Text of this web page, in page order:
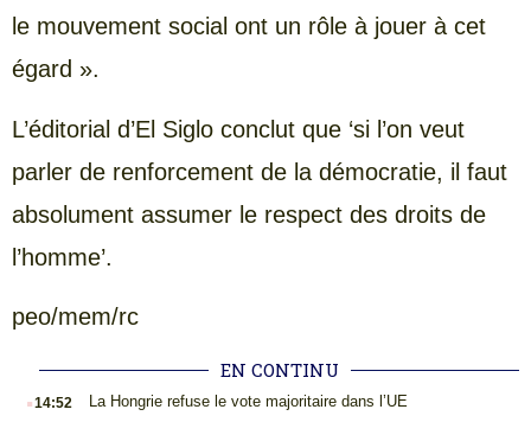
le mouvement social ont un rôle à jouer à cet
égard ».
L’éditorial d’El Siglo conclut que ‘si l’on veut
parler de renforcement de la démocratie, il faut
absolument assumer le respect des droits de
l’homme’.
peo/mem/rc
EN CONTINU
.14:52 La Hongrie refuse le vote majoritaire dans l’UE